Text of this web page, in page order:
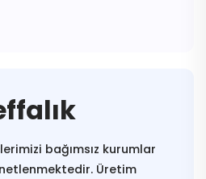
bağımsız kurumlar
Üretim